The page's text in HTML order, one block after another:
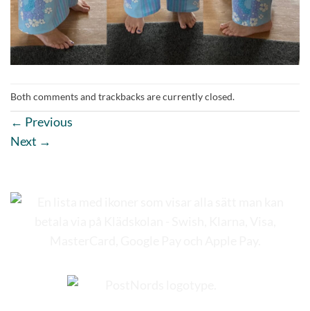
Both comments and trackbacks are currently closed.
← Previous
Next →